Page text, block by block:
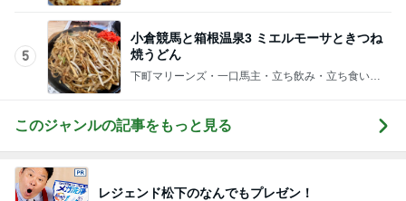
5
小倉競馬と箱根温泉3 ミエルモーサときつね
焼うどん
下町マリーンズ・一口馬主・立ち飲み・立ち食いそ
このジャンルの記事をもっと見る
レジェンド松下のなんでもプレゼン！